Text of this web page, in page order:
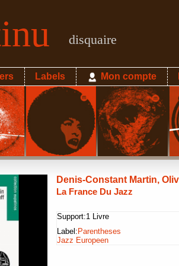
disquaire
Labels Mon compte
Denis-Constant Martin,
La France Du Jazz
Support:1 Livre
Label: Parentheses
Jazz Europeen